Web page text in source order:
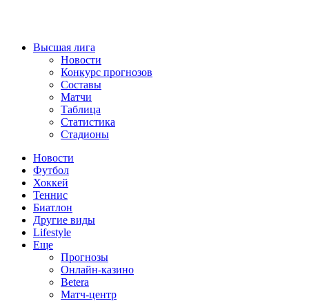
Высшая лига
Новости
Конкурс прогнозов
Составы
Матчи
Таблица
Статистика
Стадионы
Новости
Футбол
Хоккей
Теннис
Биатлон
Другие виды
Lifestyle
Еще
Прогнозы
Онлайн-казино
Betera
Матч-центр